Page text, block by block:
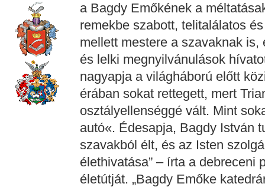
a Bagdy Emőkének a
remekbe szabott, telitalálatos
mellett mestere a szavaknak
és lelki megnyilvánulások
nagyapja a világháború előtt
érában sokat rettegett, mert
osztályellenséggé vált. Mint
autó«. Édesapja, Bagdy István
szavakból élt, és az Isten
élethivatása” – írta a debreceni
életútját. „Bagdy Emőke